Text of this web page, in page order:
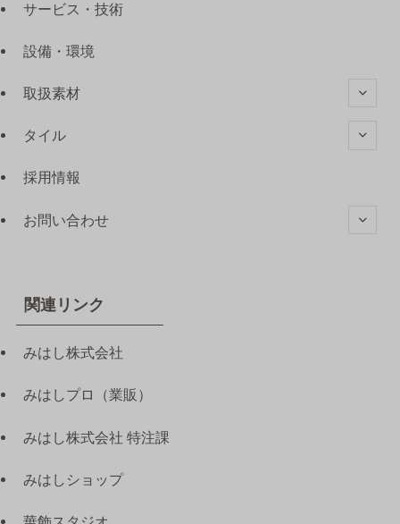
サービス・技術
設備・環境
取扱素材
タイル
採用情報
お問い合わせ
関連リンク
みはし株式会社
みはしプロ（業販）
みはし株式会社 特注課
みはしショップ